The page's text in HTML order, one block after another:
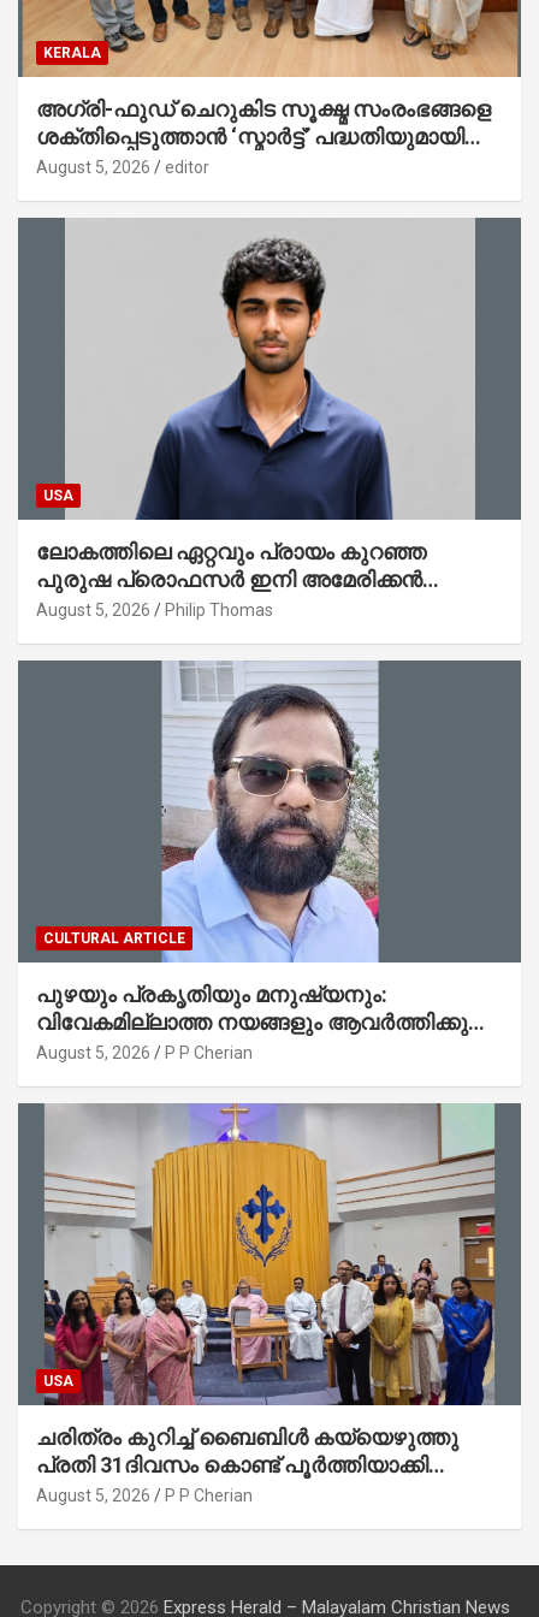
KERALA
അഗ്രി-ഫുഡ് ചെറുകിട സൂക്ഷ്മ സംരംഭങ്ങളെ
ശക്തിപ്പെടുത്താന്‍ ‘സ്മാര്‍ട്ട്’ പദ്ധതിയുമായി
കേര; ലോഗോ മുഖ്യമന്ത്രി പ്രകാശനം
August 5, 2026 editor
USA
ലോകത്തിലെ ഏറ്റവും പ്രായം കുറഞ്ഞ
പുരുഷ പ്രൊഫസർ ഇനി അമേരിക്കൻ
മലയാളി നേഥൻ തോമസ്
August 5, 2026 Philip Thomas
CULTURAL ARTICLE
പുഴയും പ്രകൃതിയും മനുഷ്യനും:
വിവേകമില്ലാത്ത നയങ്ങളും ആവർത്തിക്കുന്ന
ദുരന്തങ്ങളും : റവ. ജെയിംസ് കെ.
August 5, 2026 P P Cherian
USA
ചരിത്രം കുറിച്ച് ബൈബിൾ കയ്യെഴുത്തു
പ്രതി 31ദിവസം കൊണ്ട് പൂർത്തിയാക്കി
മാർത്തോമ്മാ ചർച്ച് ഓഫ് ഡാളസ് ഫാർമേഴ്‌സ്
August 5, 2026 P P Cherian
Copyright © 2026 Express Herald – Malayalam Christian News